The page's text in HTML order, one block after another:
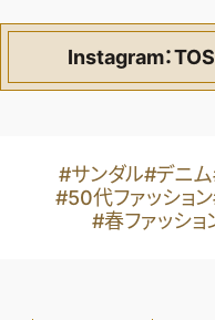
Instagram：
#サンダル#デニム
#50代ファッション
#春ファッショ